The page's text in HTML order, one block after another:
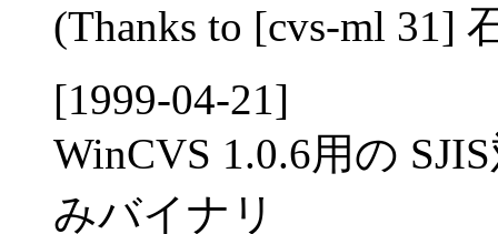
(Thanks to [cvs-ml 31]
[1999-04-21]
WinCVS 1.0.6用の
みバイナリ